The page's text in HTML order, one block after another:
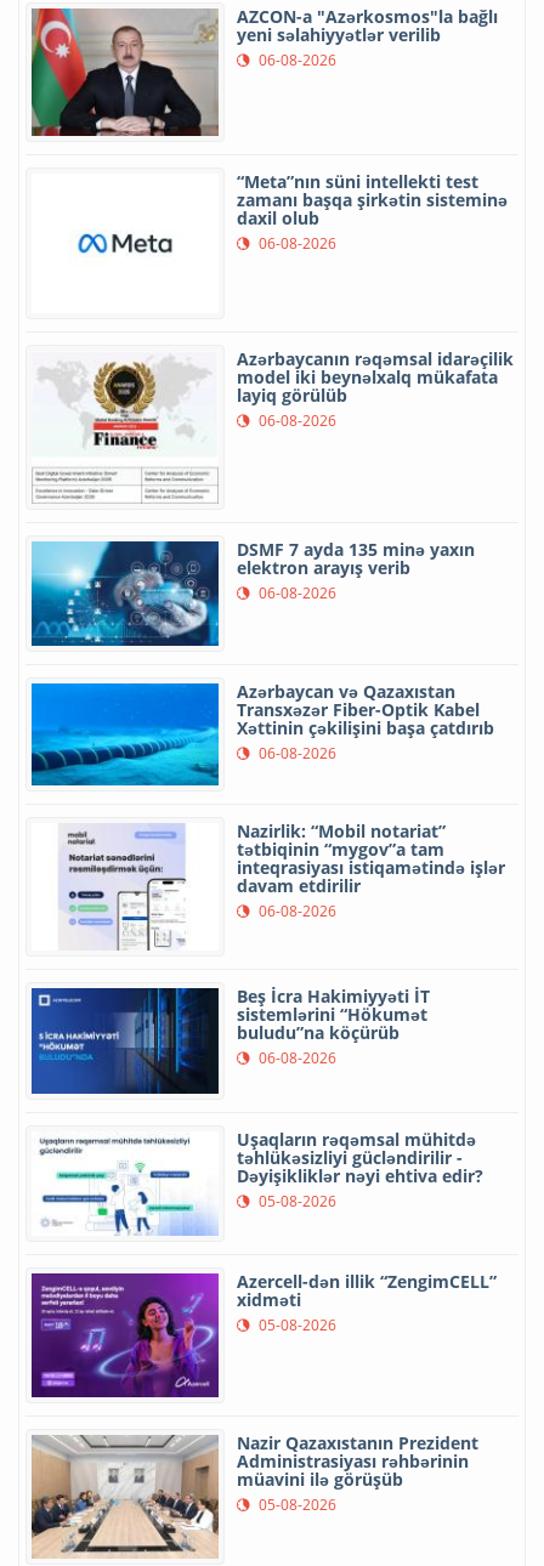
AZCON-a "Azərkosmos"la bağlı
yeni səlahiyyətlər verilib
06-08-2026
“Meta”nın süni intellekti test
zamanı başqa şirkətin sisteminə
daxil olub
06-08-2026
Azərbaycanın rəqəmsal idarəçilik
model iki beynəlxalq mükafata
layiq görülüb
06-08-2026
DSMF 7 ayda 135 minə yaxın
elektron arayış verib
06-08-2026
Azərbaycan və Qazaxıstan
Transxəzər Fiber-Optik Kabel
Xəttinin çəkilişini başa çatdırıb
06-08-2026
Nazirlik: “Mobil notariat”
tətbiqinin “mygov”a tam
inteqrasiyası istiqamətində işlər
davam etdirilir
06-08-2026
Beş İcra Hakimiyyəti İT
sistemlərini “Hökumət
buludu”na köçürüb
06-08-2026
Uşaqların rəqəmsal mühitdə
təhlükəsizliyi gücləndirilir -
Dəyişikliklər nəyi ehtiva edir?
05-08-2026
Azercell-dən illik “ZengimCELL”
xidməti
05-08-2026
Nazir Qazaxıstanın Prezident
Administrasiyası rəhbərinin
müavini ilə görüşüb
05-08-2026